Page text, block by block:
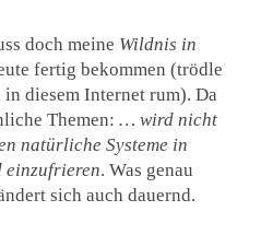
doch meine Wildnis in
fertig bekommen (trödle
diesem Internet rum). Da
Themen: … wird nicht
natürliche Systeme in
einzufrieren. Was genau
sich auch dauernd.